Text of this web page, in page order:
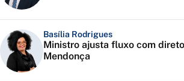
Basília Rodrigues
Ministro ajusta fluxo com
Mendonça